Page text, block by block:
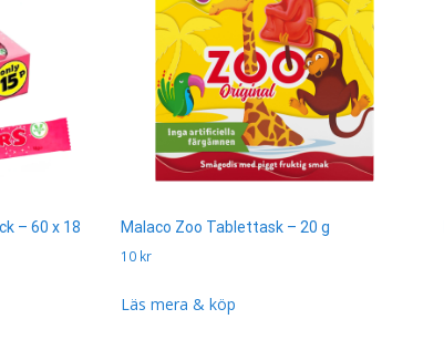
– 60 x 18
Malaco Zoo Tablettask – 20 g
10 kr
Läs mera & köp